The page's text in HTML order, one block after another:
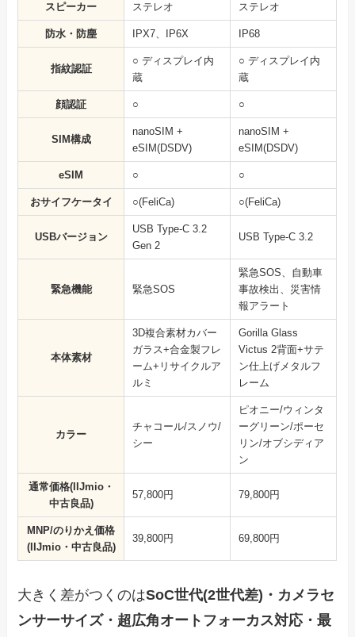
スピーカー ステレオ ステレオ
防水・防塵 IPX7、IP6X IP68
指紋認証
○ ディスプレイ内
蔵
○ ディスプレイ内
蔵
顔認証 ○ ○
SIM構成
nanoSIM +
eSIM(DSDV)
nanoSIM +
eSIM(DSDV)
eSIM ○ ○
おサイフケータイ ○(FeliCa) ○(FeliCa)
USBバージョン
USB Type-C 3.2
Gen 2
USB Type-C 3.2
緊急機能 緊急SOS
緊急SOS、自動車
事故検出、災害情
報アラート
本体素材
3D複合素材カバー
ガラス+合金製フレ
ーム+リサイクルア
ルミ
Gorilla Glass
Victus 2背面+サテ
ン仕上げメタルフ
レーム
カラー
チャコール/スノウ/
シー
ピオニー/ウィンタ
ーグリーン/ポーセ
リン/オブシディア
ン
通常価格(IIJmio・
中古良品)
57,800円 79,800円
MNP/のりかえ価格
(IIJmio・中古良品)
39,800円 69,800円
大きく差がつくのはSoC世代(2世代差)・カメラセ
ンサーサイズ・超広角オートフォーカス対応・最